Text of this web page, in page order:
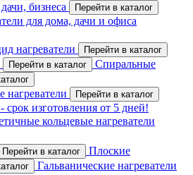
бизнеса Перейти в каталог
для дома, дачи и офиса
нагреватели Перейти в каталог
Перейти в каталог
Спиральные
нагреватели Перейти в каталог
срок изготовления от 5 дней!
кольцевые нагреватели
Перейти в каталог
Плоские
Гальванические нагреватели